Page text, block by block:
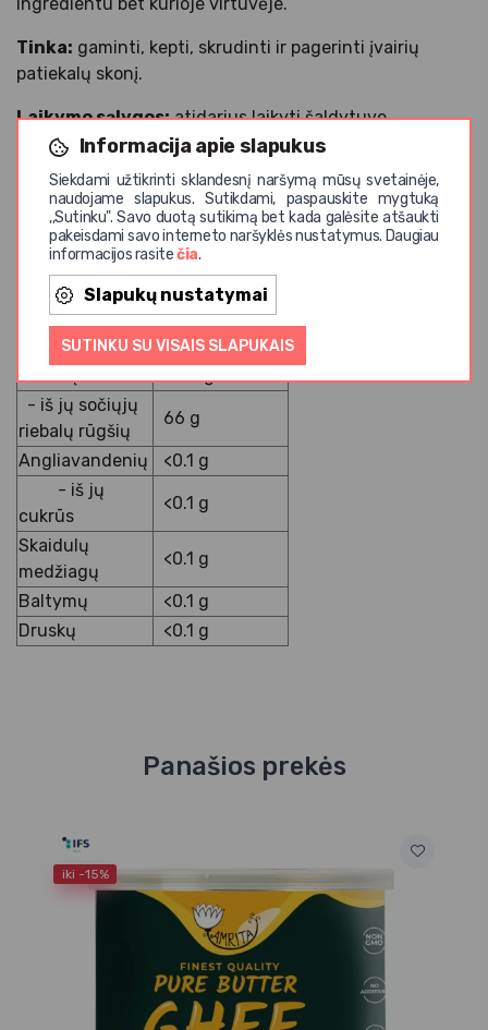
Informacija apie slapukus
Siekdami užtikrinti sklandesnį naršymą mūsų svetainėje,
naudojame slapukus. Sutikdami, paspauskite mygtuką
,,Sutinku". Savo duotą sutikimą bet kada galėsite atšaukti
pakeisdami savo interneto naršyklės nustatymus. Daugiau
informacijos rasitečia.
Slapukų nustatymai
SUTINKU SU VISAIS SLAPUKAIS
Tinka: gaminti, kepti, skrudinti ir pagerinti įvairių
patiekalų skonį.
Laikymo sąlygos:atidarius laikyti šaldytuve.
Sudedamosios dalys: 99,8% pieno
drėgmė.
Kilmės šalis: Didžioji Britanija
Maistinė vertė 100 g
Energinė vertė
3757 kJ / 898
kcal
- iš jų sočiųjų
riebalų rūgšių
66 g
Angliavandenių
<0.1 g
- iš jų
cukrūs
<0.1 g
Skaidulų
medžiagų
<0.1 g
Baltymų
<0.1 g
Druskų
<0.1 g
Panašios prekės
iki -15%